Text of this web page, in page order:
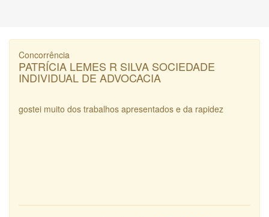
Concorrência
PATRÍCIA LEMES R SILVA SOCIEDADE
INDIVIDUAL DE ADVOCACIA
gostei muito dos trabalhos apresentados e da rapidez